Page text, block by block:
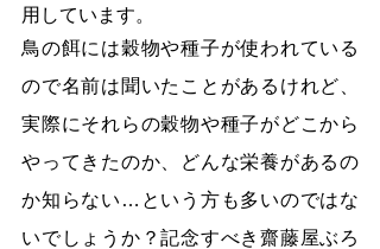
用しています。
鳥の餌には穀物や種子が使われている
ので名前は聞いたことがあるけれど、
実際にそれらの穀物や種子がどこから
やってきたのか、どんな栄養があるの
か知らない…という方も多いのではな
いでしょうか？記念すべき齋藤屋ぶろ